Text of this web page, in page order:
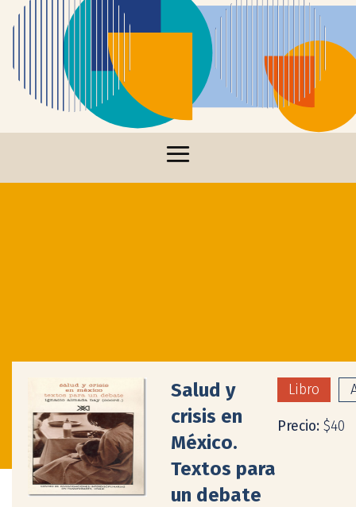
Salud y
crisis en
México.
Textos para
un debate
Libro
Precio: $40